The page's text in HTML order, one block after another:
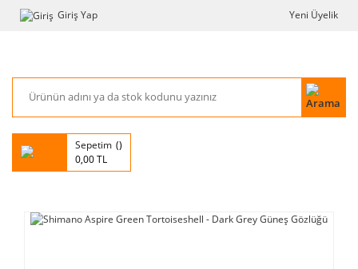
Giriş Yap Yeni Üyelik
Sepetim
0,00 TL